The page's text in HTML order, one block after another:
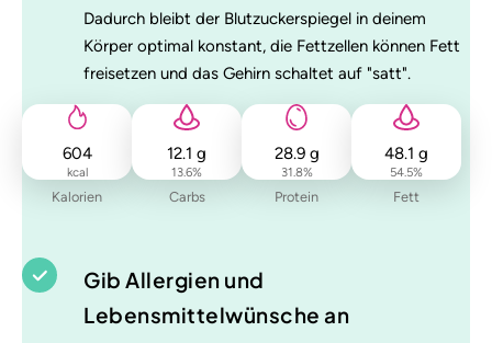
Dadurch bleibt der Blutzuckerspiegel in deinem
Körper optimal konstant, die Fettzellen können Fett
freisetzen und das Gehirn schaltet auf "satt".
604
kcal
Kalorien
12.1 g
13.6%
Carbs
28.9g
31.8%
Protein
48.1 g
54.5%
Fett
Gib Allergien und
Lebensmittelwünsche an